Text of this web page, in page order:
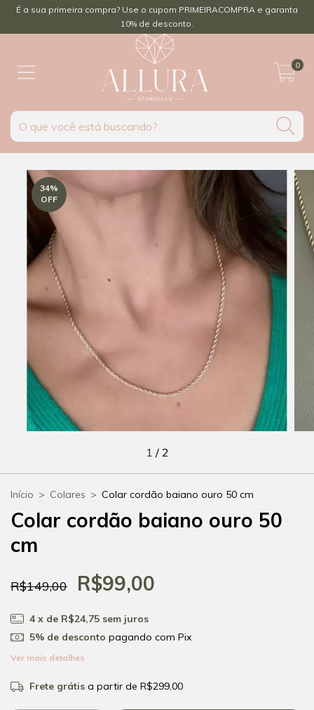
É a sua primeira compra? Use o cupom PRIMEIRACOMPRA e garanta
10% de desconto.
0
34%
OFF
1 / 2
Início > Colares > Colar cordão baiano ouro 50 cm
Colar cordão baiano ouro 50
cm
R$149,00 R$99,00
4 x de R$24,75 sem juros
5% de desconto pagando com Pix
Ver mais detalhes
Frete grátis a partir de R$299,00